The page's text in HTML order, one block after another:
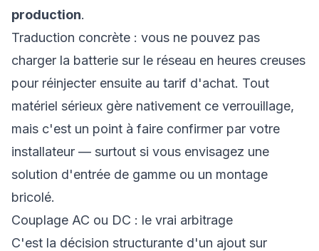
production.
Traduction concrète : vous ne pouvez pas
charger la batterie sur le réseau en heures creuses
pour réinjecter ensuite au tarif d'achat. Tout
matériel sérieux gère nativement ce verrouillage,
mais c'est un point à faire confirmer par votre
installateur — surtout si vous envisagez une
solution d'entrée de gamme ou un montage
bricolé.
Couplage AC ou DC : le vrai arbitrage
C'est la décision structurante d'un ajout sur